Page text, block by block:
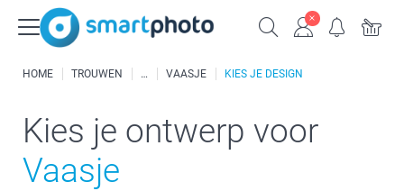
HOME TROUWEN VAASJE KIES JE DESIGN
Kies je ontwerp voor
Vaasje